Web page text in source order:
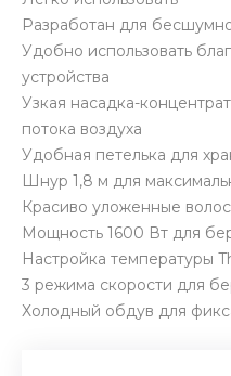
Разработан для
Удобно использовать
устройства
Узкая насадка-
потока воздуха
Удобная петелька для
Шнур 1,8 м для
Красиво уложенные
Мощность 1600 Вт для
Настройка температуры
3 режима скорости для
Холодный обдув для